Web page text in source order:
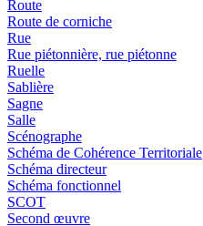
Route
Route de corniche
Rue
Rue piétonnière, rue piétonne
Ruelle
Sablière
Sagne
Salle
Scénographe
Schéma de Cohérence Territoriale
Schéma directeur
Schéma fonctionnel
SCOT
Second œuvre